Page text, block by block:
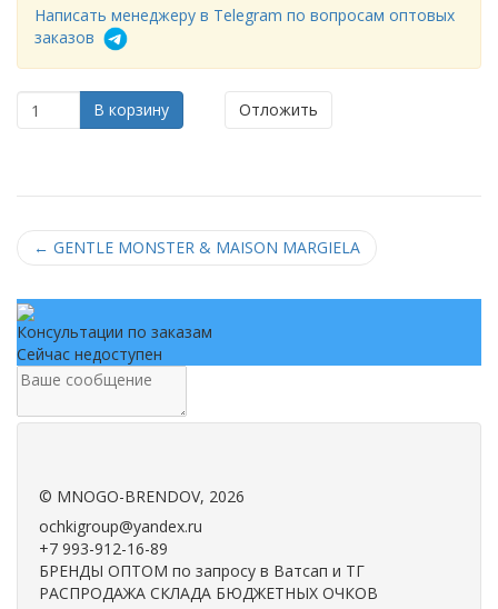
Написать менеджеру в Telegram по вопросам оптовых
заказов
В корзину Отложить
← GENTLE MONSTER & MAISON MARGIELA
Консультации по заказам
Сейчас недоступен
© MNOGO-BRENDOV, 2026
ochkigroup@yandex.ru
+7 993-912-16-89
БРЕНДЫ ОПТОМ по запросу в Ватсап и ТГ
РАСПРОДАЖА СКЛАДА БЮДЖЕТНЫХ ОЧКОВ